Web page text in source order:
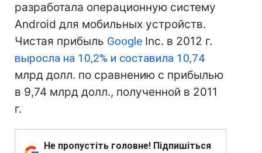
разработала операционную систему
Android для мобильных устройств.
Чистая прибыль Google Inc. в 2012 г.
выросла на 10,2% и составила 10,74
млрд долл. по сравнению с прибылью
в 9,74 млрд долл., полученной в 2011
г.
Не пропустіть головне! Підпишіться